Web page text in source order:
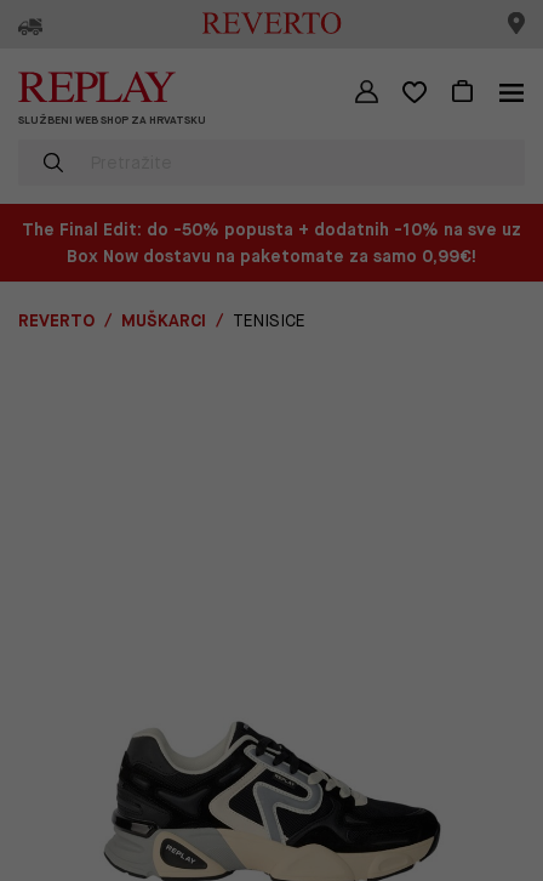
SLUŽBENI WEB SHOP ZA HRVATSKU
The Final Edit: do -50% popusta + dodatnih -10% na sve uz
Box Now dostavu na paketomate za samo 0,99€!
REVERTO MUŠKARCI TENISICE